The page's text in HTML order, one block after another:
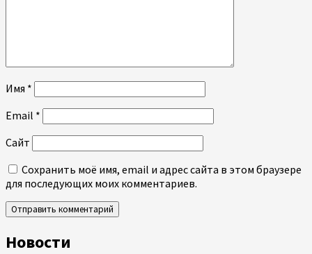
Имя *
Email *
Сайт
Сохранить моё имя, email и адрес сайта в этом браузере
для последующих моих комментариев.
Новости